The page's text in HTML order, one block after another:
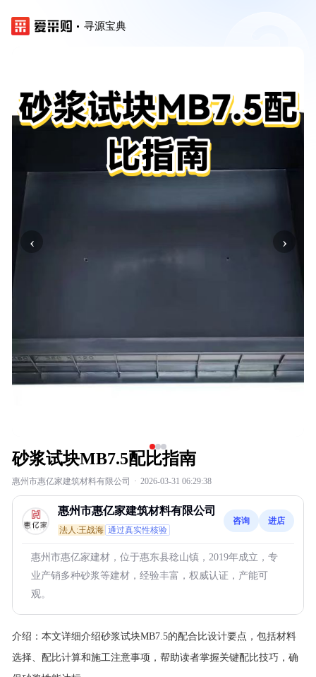
寻源宝典
‹ ›
砂浆试块MB7.5配比指南
惠州市惠亿家建筑材料有限公司 · 2026-03-31 06:29:38
惠州市惠亿家建筑材料有限公司
法人:王战海 通过真实性核验
咨询 进店
惠州市惠亿家建材，位于惠东县稔山镇，2019年成立，专
业产销多种砂浆等建材，经验丰富，权威认证，产能可
观。
介绍： 本文详细介绍砂浆试块MB7.5的配合比设计要点，包括材料
选择、配比计算和施工注意事项，帮助读者掌握关键配比技巧，确